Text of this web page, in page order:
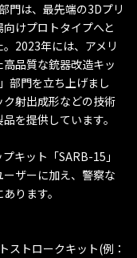
門は、最先端の3Dプリ
けプロトタイプへと
2023年には、アメリ
品質な銃器改造キッ
部門を立ち上げまし
射出成形などの技術
を提供しています。
キット「SARB-15」
ザーに加え、警察な
ります。
ストロークキット(例：